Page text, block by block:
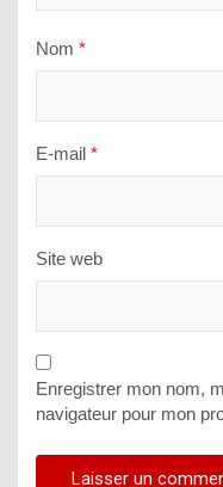
Nom *
E-mail *
Site web
Enregistrer mon nom,
navigateur pour mon